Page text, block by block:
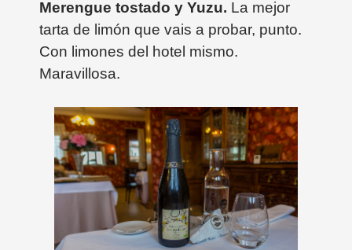
Merengue tostado y Yuzu. La mejor
tarta de limón que vais a probar, punto.
Con limones del hotel mismo.
Maravillosa.